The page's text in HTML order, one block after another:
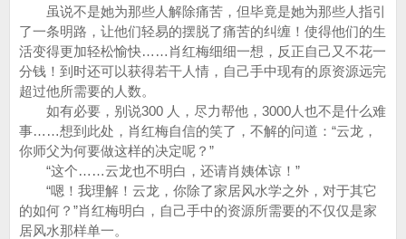
虽说不是她为那些人解除痛苦，但毕竟是她为那些人指引
了一条明路，让他们轻易的摆脱了痛苦的纠缠！使得他们的生
活变得更加轻松愉快……肖红梅细细一想，反正自己又不花一
分钱！到时还可以获得若干人情，自己手中现有的原资源远完
超过他所需要的人数。
如有必要，别说300 人，尽力帮他，3000人也不是什么难
事……想到此处，肖红梅自信的笑了，不解的问道：“云龙，
你师父为何要做这样的决定呢？”
“这个……云龙也不明白，还请肖姨体谅！”
“嗯！我理解！云龙，你除了家居风水学之外，对于其它
的如何？”肖红梅明白，自己手中的资源所需要的不仅仅是家
居风水那样单一。